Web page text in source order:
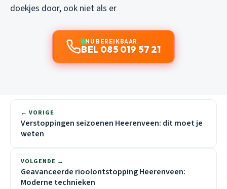
doekjes door, ook niet als er
NU BEREIKBAAR
BEL 085 019 57 21
← VORIGE
Verstoppingen seizoenen Heerenveen: dit moet je
weten
VOLGENDE →
Geavanceerde rioolontstopping Heerenveen:
Moderne technieken